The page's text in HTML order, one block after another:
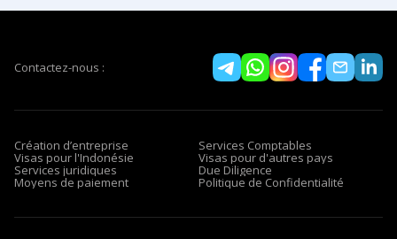
Contactez-nous :
Création d’entreprise
Visas pour l'Indonésie
Services juridiques
Moyens de paiement
Services Comptables
Visas pour d'autres pays
Due Diligence
Politique de Confidentialité